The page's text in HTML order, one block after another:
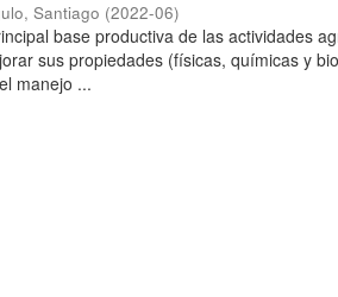
Santiago (2022-06)
base productiva de las actividades
sus propiedades (físicas, químicas y
manejo ...